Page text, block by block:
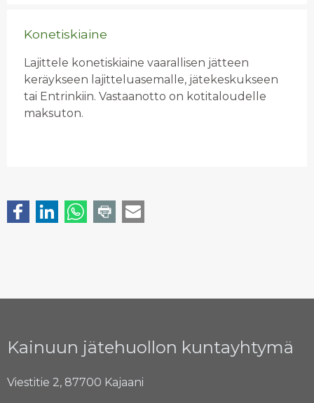
Konetiskiaine
Lajittele konetiskiaine vaarallisen jätteen
keräykseen lajitteluasemalle, jätekeskukseen
tai Entrinkiin. Vastaanotto on kotitaloudelle
maksuton.
Kainuun jätehuollon kuntayhtymä
Viestitie 2, 87700 Kajaani